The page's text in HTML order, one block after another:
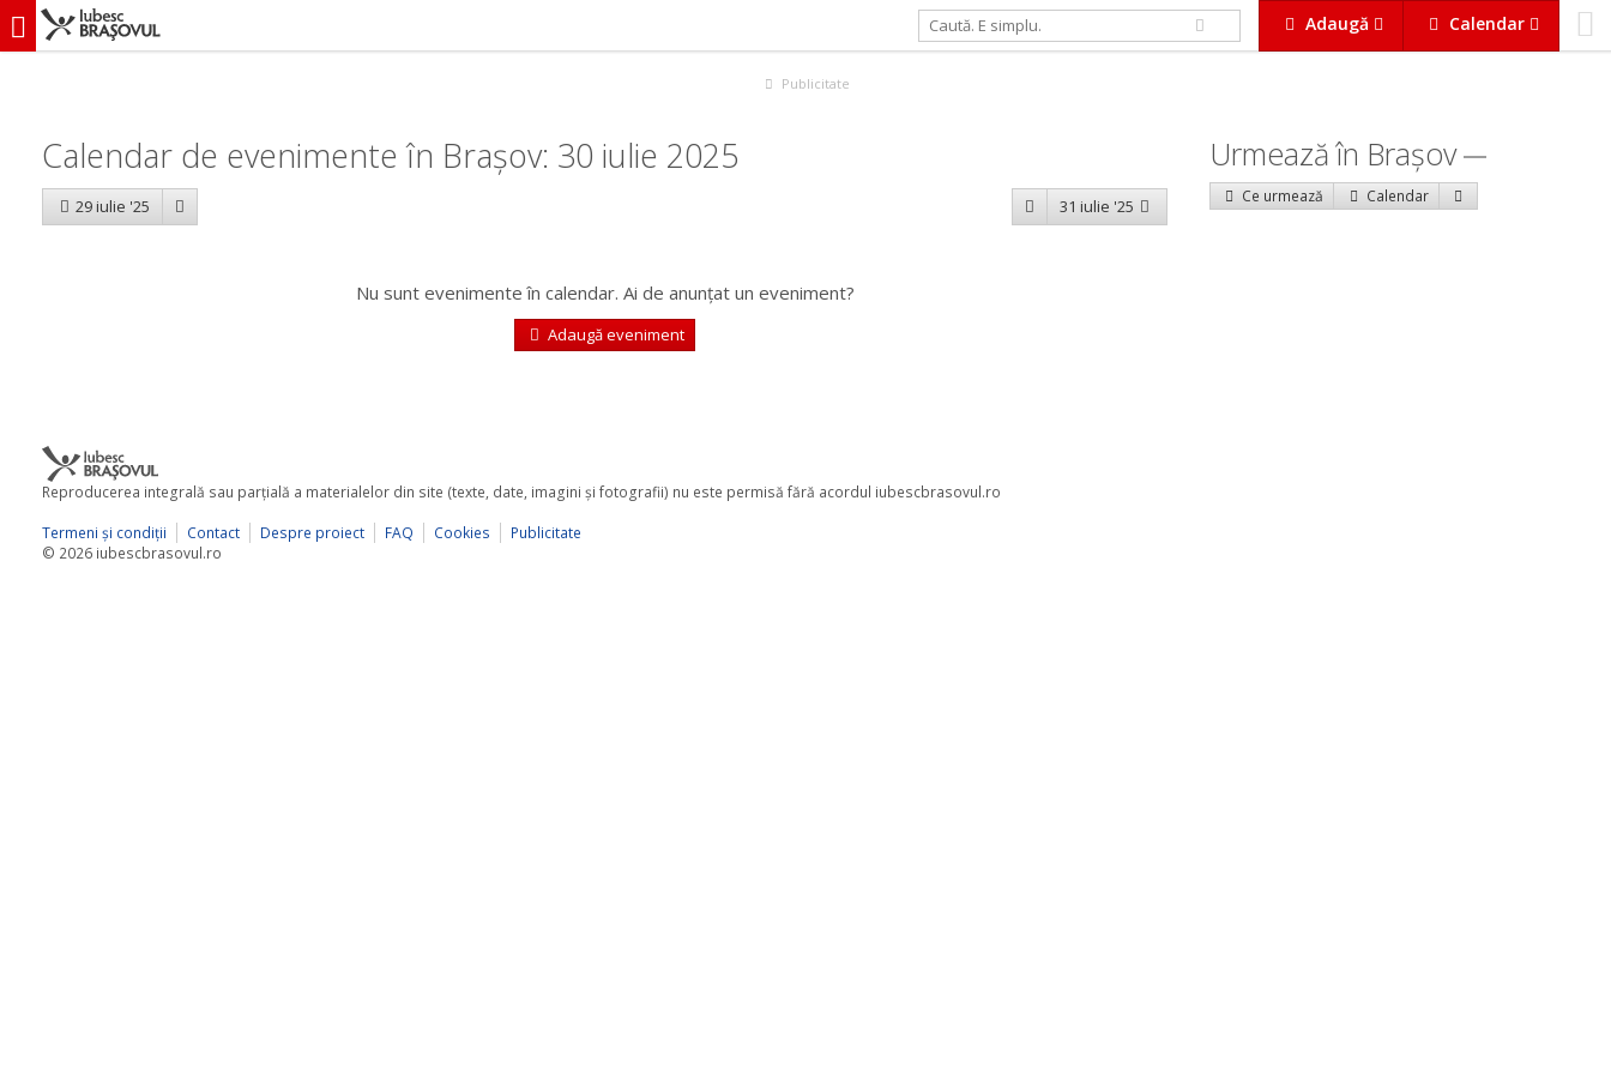
Adaugă Calendar
iubescbraşovul.ro
Publicitate
Calendar de evenimente în Brașov: 30 iulie 2025
29 iulie '25 31 iulie '25
Nu sunt evenimente în calendar. Ai de anunțat un eveniment?
Adaugă eveniment
Urmează în Braşov
Ce urmează Calendar
Reproducerea integrală sau parţială a materialelor din site (texte, date, imagini şi fotografii) nu este permisă fără acordul iubescbrasovul.ro
Termeni şi condiţii
Contact Despre proiect FAQ Cookies
Publicitate
© 2026 iubescbrasovul.ro